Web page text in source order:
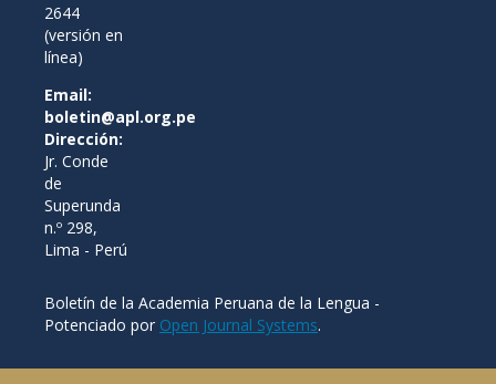
2644
(versión en
línea)
Email:
boletin@apl.org.pe
Dirección:
Jr. Conde
de
Superunda
n.º 298,
Lima - Perú
Boletín de la Academia Peruana de la Lengua -
Potenciado por Open Journal Systems.